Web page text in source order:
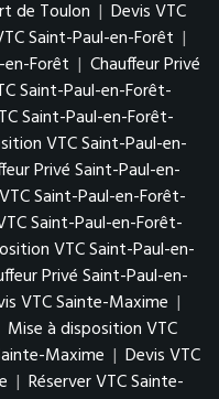
de Toulon | Devis VTC
Saint-Paul-en-Forêt |
Forêt | Chauffeur Privé
Saint-Paul-en-Forêt-
Saint-Paul-en-Forêt-
VTC Saint-Paul-en-
Privé Saint-Paul-en-
Saint-Paul-en-Forêt-
Saint-Paul-en-Forêt-
VTC Saint-Paul-en-
Privé Saint-Paul-en-
VTC Sainte-Maxime |
Mise à disposition VTC
Maxime | Devis VTC
| Réserver VTC Sainte-